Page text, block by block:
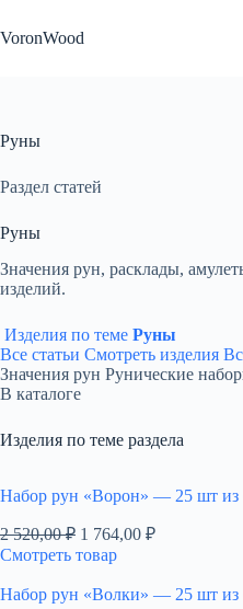
к
сути
VoronWood
Руны
Раздел статей
Руны
Значения рун, расклады,
изделий.
Изделия по теме Руны
Все статьи Смотреть изделия
Значения рун Рунические
В каталоге
Изделия по теме раздела
Набор рун «Ворон» — 25 шт из
2 520,00₽ Первоначальная
цена
составляла
2
1 764,00 ₽Текущая
764,00 ₽.
Смотреть товар
Набор рун «Волки» — 25 шт из